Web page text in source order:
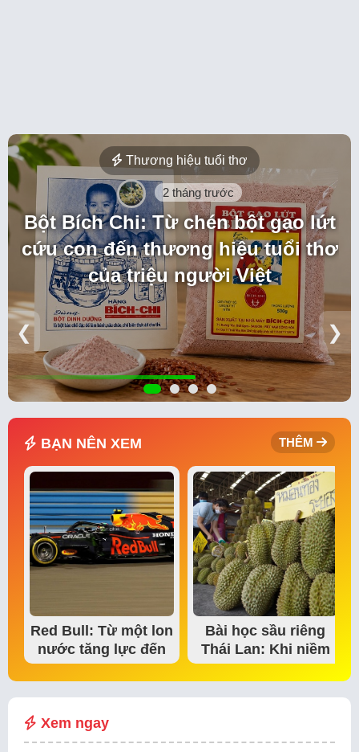
Thương hiệu tuổi thơ
2 tháng trước
Bột Bích Chi: Từ chén bột gạo lứt
cứu con đến thương hiệu tuổi thơ
của triệu người Việt
❮ ❯
BẠN NÊN XEM THÊM
Red Bull: Từ một lon
nước tăng lực đến
đế chế thể…
Bài học sầu riêng
Thái Lan: Khi niềm
tin thị trường bắt…
Xem ngay